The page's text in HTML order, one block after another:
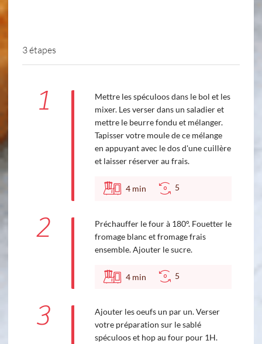
3 étapes
1
Mettre les spéculoos dans le bol et les
mixer. Les verser dans un saladier et
mettre le beurre fondu et mélanger.
Tapisser votre moule de ce mélange
en appuyant avec le dos d'une cuillère
et laisser réserver au frais.
4 min 5
2
Préchauffer le four à 180°. Fouetter le
fromage blanc et fromage frais
ensemble. Ajouter le sucre.
4 min 5
3
Ajouter les oeufs un par un. Verser
votre préparation sur le sablé
spéculoos et hop au four pour 1H.